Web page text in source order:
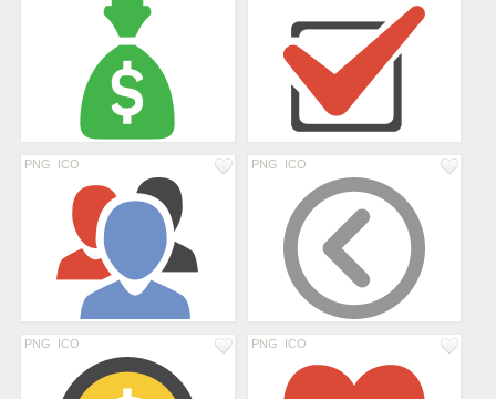
PNG ICO PNG ICO
PNG ICO PNG ICO